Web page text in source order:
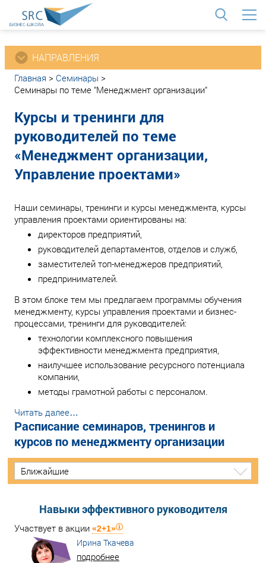
НАПРАВЛЕНИЯ
Главная > Семинары >
Семинары по теме "Менеджмент организации"
Курсы и тренинги для
руководителей по теме
«Менеджмент организации,
Управление проектами»
Наши семинары, тренинги и курсы менеджмента, курсы
управления проектами ориентированы на:
директоров предприятий,
руководителей департаментов, отделов и служб,
заместителей топ-менеджеров предприятий,
предпринимателей.
В этом блоке тем мы предлагаем программы обучения
менеджменту, курсы управления проектами и бизнес-
процессами, тренинги для руководителей:
технологии комплексного повышения
эффективности менеджмента предприятия,
наилучшее использование ресурсного потенциала
компании,
методы грамотной работы с персоналом.
Читать далее…
Расписание семинаров, тренингов и
курсов по менеджменту организации
Ближайшие
Навыки эффективного руководителя
Участвует в акции «2+1»
Ирина Ткачева
подробнее